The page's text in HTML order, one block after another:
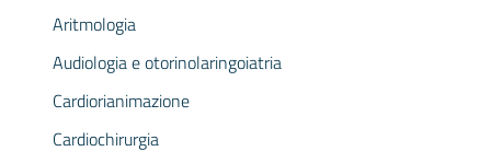
Aritmologia
Audiologia e otorinolaringoiatria
Cardiorianimazione
Cardiochirurgia